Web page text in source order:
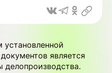
установленной
является